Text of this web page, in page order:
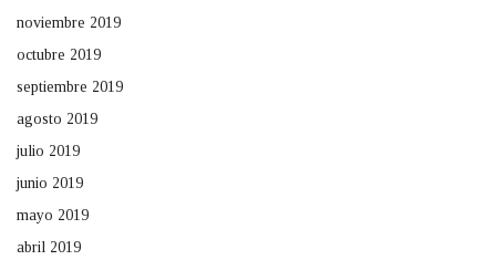
noviembre 2019
octubre 2019
septiembre 2019
agosto 2019
julio 2019
junio 2019
mayo 2019
abril 2019